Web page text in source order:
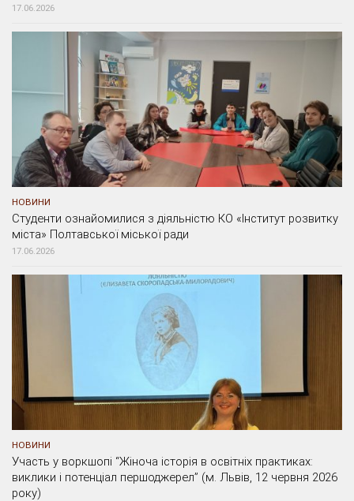
17.06.2026
НОВИНИ
Студенти ознайомилися з діяльністю КО «Інститут розвитку
міста» Полтавської міської ради
17.06.2026
НОВИНИ
Участь у воркшопі “Жіноча історія в освітніх практиках:
виклики і потенціал першоджерел” (м. Львів, 12 червня 2026
року)